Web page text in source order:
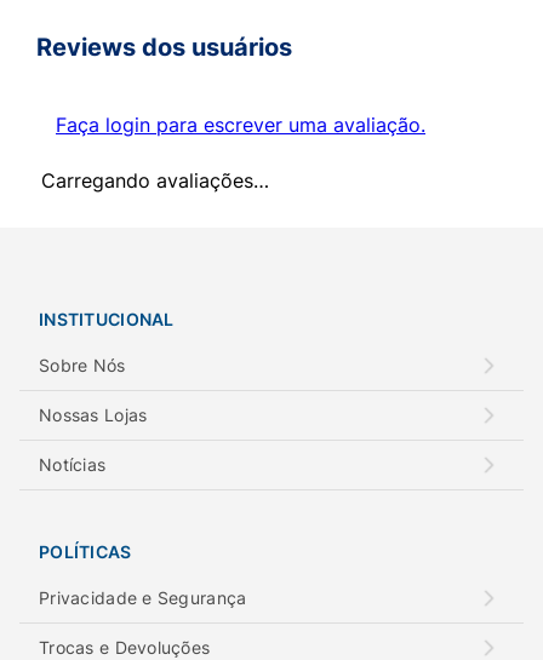
Reviews dos usuários
Faça login para escrever uma avaliação.
Carregando avaliações…
INSTITUCIONAL
Sobre Nós
Nossas Lojas
Notícias
POLÍTICAS
Privacidade e Segurança
Trocas e Devoluções